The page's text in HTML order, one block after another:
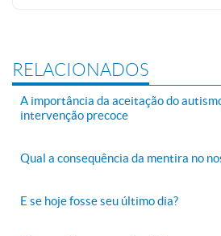
RELACIONADOS
A importância da aceitação do
intervenção precoce
Qual a consequência da mentira no
E se hoje fosse seu último dia?